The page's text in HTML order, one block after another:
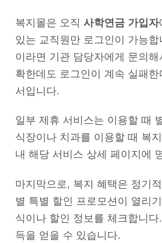
복지몰은 오직 사학연금 가입자
있는 교직원만 로그인이 가능
이라면 기관 담당자에게 문의
확한데도 로그인이 계속 실패
서입니다.
일부 제휴 서비스는 이용할 때
식장이나 치과를 이용할 때 복
내 해당 서비스 상세 페이지에
마지막으로, 복지 혜택은 정기
별 특별 할인 프로모션이 열리
식이나 할인 정보를 체크합니
득을 얻을 수 있습니다.